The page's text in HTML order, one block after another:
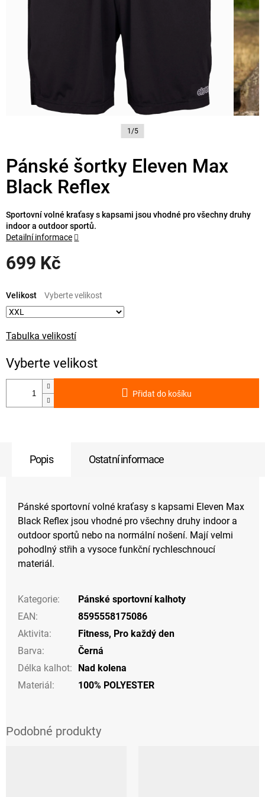
1/5
Pánské šortky Eleven Max
Black Reflex
699 Kč
cena:
Tabulka velikostí
Velikost
Přidat do košíku
Sportovní volné kraťasy s kapsami jsou vhodné pro všechny druhy
indoor a outdoor sportů.
Detailní informace
Popis Ostatní informace
Pánské sportovní volné kraťasy s kapsami Eleven Max
Black Reflex jsou vhodné pro všechny druhy indoor a
outdoor sportů nebo na normální nošení. Mají velmi
pohodlný střih a vysoce funkční rychleschnoucí
materiál.
Kategorie:
Pánské sportovní kalhoty
EAN:
8595558175086
Aktivita: Fitness, Pro každý den
Barva:
Černá
Délka kalhot:
Nad kolena
Materiál: 100% POLYESTER